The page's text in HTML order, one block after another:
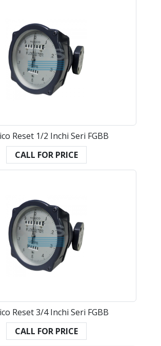
Reset 1/2 Inchi Seri FGBB
CALL FOR PRICE
Reset 3/4 Inchi Seri FGBB
CALL FOR PRICE